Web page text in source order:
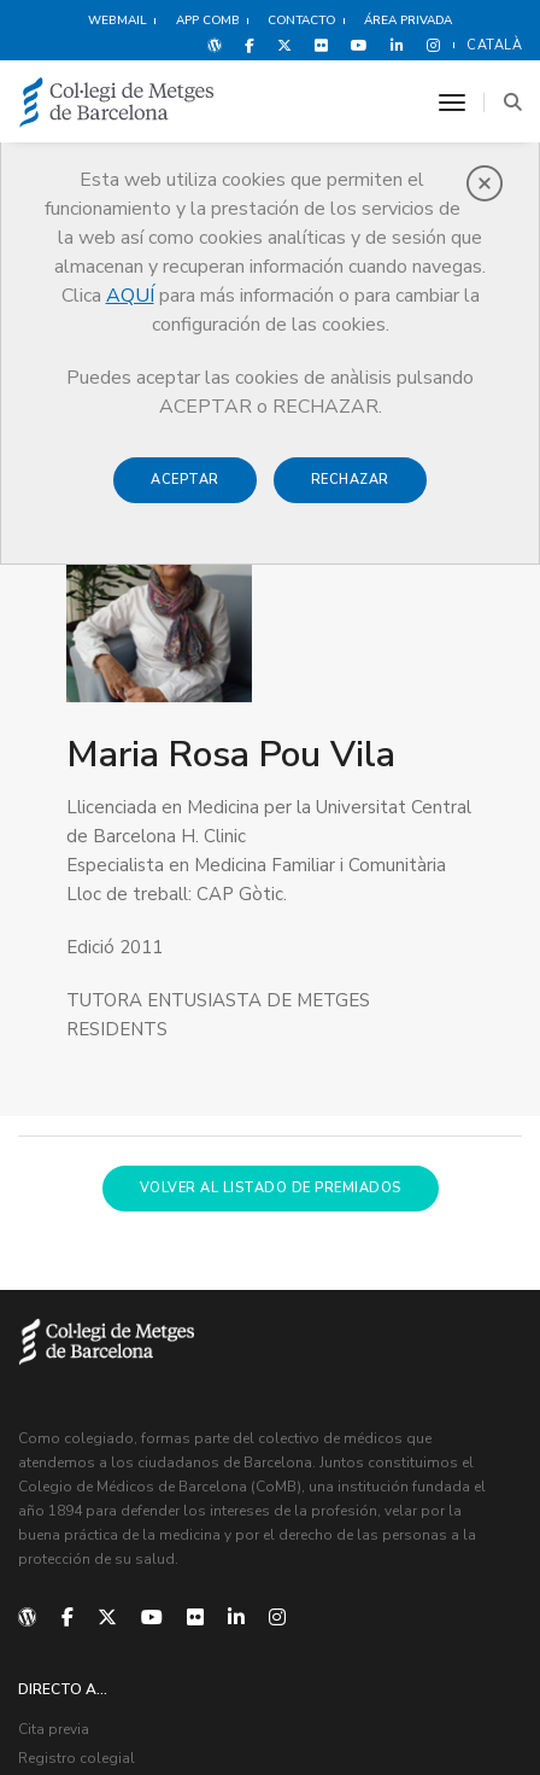
WEBMAIL APP COMB CONTACTO ÁREA PRIVADA
CATALÀ
Esta web utiliza cookies que permiten el
funcionamiento y la prestación de los servicios de
la web así como cookies analíticas y de sesión que
almacenan y recuperan información cuando navegas.
Clica AQUÍ para más información o para cambiar la
configuración de las cookies.
Puedes aceptar las cookies de anàlisis pulsando
ACEPTAR o RECHAZAR.
ACEPTAR RECHAZAR
toggle
Premios
El CoMB Guardonat Edició 2011
Guardonat Edició 2011
Maria Rosa Pou Vila
Llicenciada en Medicina per la Universitat Central
de Barcelona H. Clinic
Especialista en Medicina Familiar i Comunitària
Lloc de treball: CAP Gòtic.
Edició 2011
TUTORA ENTUSIASTA DE METGES
RESIDENTS
VOLVER AL LISTADO DE PREMIADOS
Como colegiado, formas parte del colectivo de médicos que
atendemos a los ciudadanos de Barcelona. Juntos constituimos el
Colegio de Médicos de Barcelona (CoMB), una institución fundada el
año 1894 para defender los intereses de la profesión, velar por la
buena práctica de la medicina y por el derecho de las personas a la
protección de su salud.
DIRECTO A...
Cita previa
Registro colegial